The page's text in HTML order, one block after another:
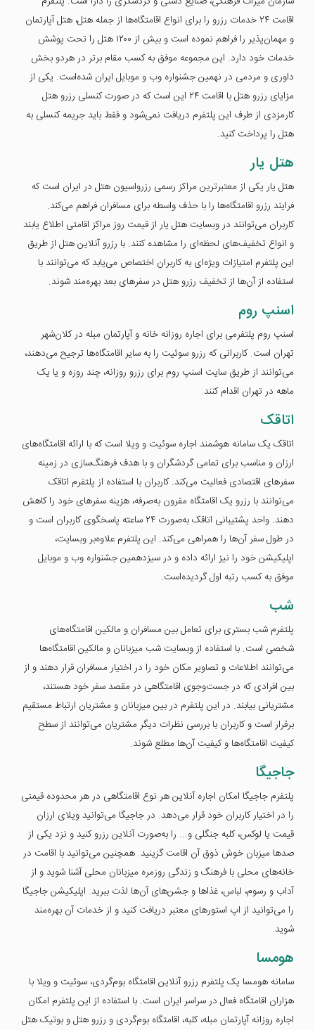
اقامت ۲۴ خدمات رزرو را برای انواع اقامتگاه‌ها از جمله هتل، هتل آپارتمان
و مهمان‌پذیر را فراهم نموده است و بیش از ۱۲۰۰ هتل را تحت پوشش
خدمات خود دارد. این مجموعه موفق به کسب مقام برتر در هردو بخش
داوری و مردمی در نهمین جشنواره وب و موبایل ایران شده‌است. یکی از
مزایای رزرو هتل با اقامت ۲۴ این است که در صورت کنسلی رزرو هتل
کارمزدی از طرف این پلتفرم دریافت نمی‌شود و فقط باید جریمه کنسلی به
هتل را پرداخت کنید.
هتل‌ یار
هتل یار یکی از معتبرترین مراکز رسمی رزرواسیون هتل در ایران است که
فرایند رزرو اقامتگاه‌ها را با حذف واسطه برای مسافران فراهم می‌کند.
کاربران می‌توانند در وبسایت هتل یار از قیمت روز مراکز اقامتی اطلاع یابند
و انواع تخفیف‌های لحظه‌ای را مشاهده کنند. با رزرو آنلاین هتل از طریق
این پلتفرم امتیازات ویژه‌ای به کاربران اختصاص می‌یابد که می‌توانند با
استفاده از آن‌ها از تخفیف رزرو هتل در سفرهای بعد بهره‌مند شوند.
اسنپ روم
اسنپ روم پلتفرمی برای اجاره روزانه خانه و آپارتمان مبله در کلان‌شهر
تهران است. کاربرانی که رزرو سوئیت را به سایر اقامتگاه‌ها ترجیح می‌دهند،
می‌توانند از طریق سایت اسنپ روم برای رزرو روزانه، چند روزه و یا یک
ماهه در تهران اقدام کنند.
اتاقک
اتاقک یک سامانه هوشمند اجاره سوئیت و ویلا است که با ارائه اقامتگاه‌های
ارزان و مناسب برای تمامی گردشگران و با هدف فرهنگ‌سازی در زمینه
سفرهای اقتصادی فعالیت می‌کند. کاربران با استفاده از پلتفرم اتاقک
می‌توانند با رزرو یک اقامتگاه مقرون به‌صرفه، هزینه سفرهای خود را کاهش
دهند. واحد پشتیبانی اتاقک به‌صورت ۲۴ ساعته پاسخگوی کاربران است و
در طول سفر آن‌ها را همراهی می‌کند. این پلتفرم علاوه‌بر وبسایت،
اپلیکیشن خود را نیز ارائه داده و در سیزدهمین جشنواره وب و موبایل
موفق به کسب رتبه اول گردیده‌است.
شب
پلتفرم شب بستری برای تعامل بین مسافران و مالکین اقامتگاه‌های
شخصی است. با استفاده از وبسایت شب میزبانان و مالکین اقامتگاه‌ها
می‌توانند اطلاعات و تصاویر مکان خود را در اختیار مسافران قرار دهند و از
بین افرادی که در جست‌وجوی اقامتگاهی در مقصد سفر خود هستند،
مشتریانی بیابند. در این پلتفرم در بین میزبانان و مشتریان ارتباط مستقیم
برقرار است و کاربران با بررسی نظرات دیگر مشتریان می‌توانند از سطح
کیفیت اقامتگاه‌ها و کیفیت آن‌ها مطلع شوند.
جاجیگا
پلتفرم جاجیگا امکان اجاره آنلاین هر نوع اقامتگاهی در هر محدوده قیمتی
را در اختیار کاربران خود قرار می‌دهد. در جاجیگا می‌توانید ویلای ارزان
قیمت یا لوکس، کلبه جنگلی و... را به‌صورت آنلاین رزرو کنید و نزد یکی از
صدها میزبان خوش ذوق آن اقامت گزینید. همچنین می‌توانید با اقامت در
خانه‌های محلی با فرهنگ و زندگی روزمره میزبانان محلی آشنا شوید و از
آداب و رسوم، لباس، غذاها و جشن‌های آن‌ها لذت ببرید. اپلیکیشن جاجیگا
را می‌توانید از اپ استورهای معتبر دریافت کنید و از خدمات آن بهره‌مند
شوید.
هومسا
سامانه هومسا یک پلتفرم رزرو آنلاین اقامتگاه بوم‌گردی، سوئیت و ویلا با
هزاران اقامتگاه فعال در سراسر ایران است. با استفاده از این پلتفرم امکان
اجاره روزانه آپارتمان مبله، کلبه، اقامتگاه بوم‌گردی و رزرو هتل و بوتیک هتل